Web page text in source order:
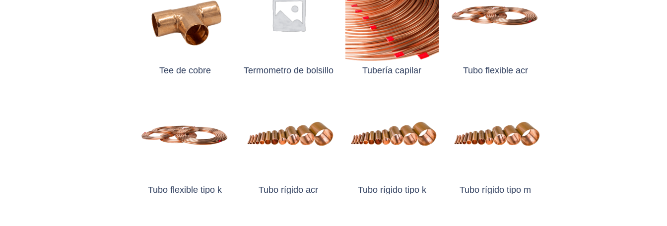
Tee de cobre
AÑADIR AL
Termometro de bolsillo Tubería capilar Tubo flexible acr
Tubo flexible tipo k Tubo rígido acr Tubo rígido tipo k Tubo rígido tipo m